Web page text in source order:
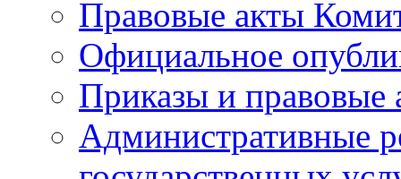
Правовые акты
Официальное
Приказы и правовые
Административные